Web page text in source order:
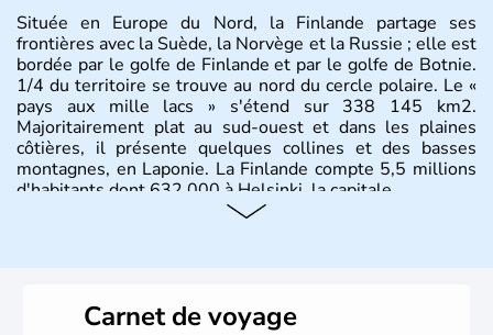
Située en Europe du Nord, la Finlande partage ses
frontières avec la Suède, la Norvège et la Russie ; elle est
bordée par le golfe de Finlande et par le golfe de Botnie.
1/4 du territoire se trouve au nord du cercle polaire. Le «
pays aux mille lacs » s'étend sur 338 145 km2.
Majoritairement plat au sud-ouest et dans les plaines
côtières, il présente quelques collines et des basses
montagnes, en Laponie. La Finlande compte 5,5 millions
d'habitants dont 632 000 à Helsinki, la capitale.
Carnet de voyage